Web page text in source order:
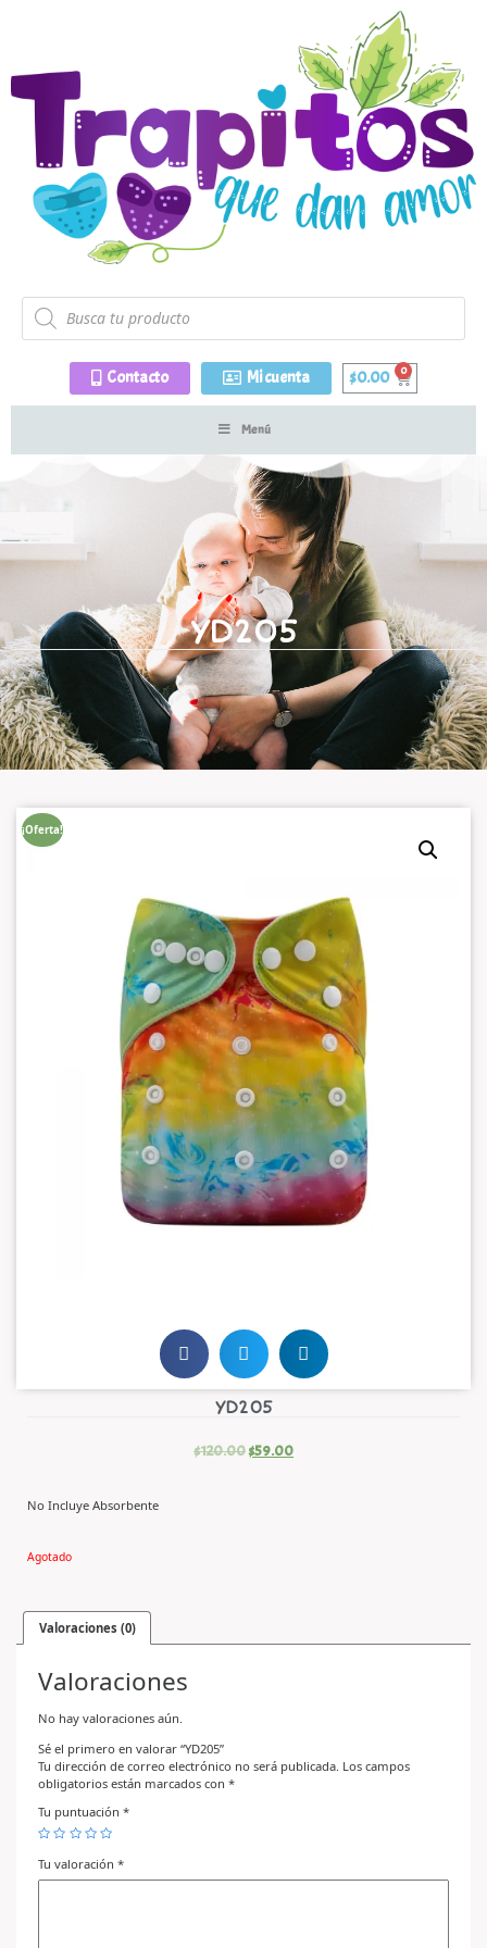
Contacto Mi cuenta $0.00
Menú
YD205
¡Oferta!
YD205
$120.00$59.00
No Incluye Absorbente
Agotado
Valoraciones (0)
Valoraciones
No hay valoraciones aún.
Sé el primero en valorar “YD205”
Tu dirección de correo electrónico no será publicada. Los campos
obligatorios están marcados con *
Tu puntuación *
Tu valoración *